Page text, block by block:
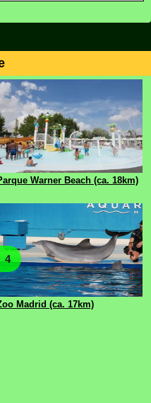
Warner Beach (ca. 18km)
4
Madrid (ca. 17km)